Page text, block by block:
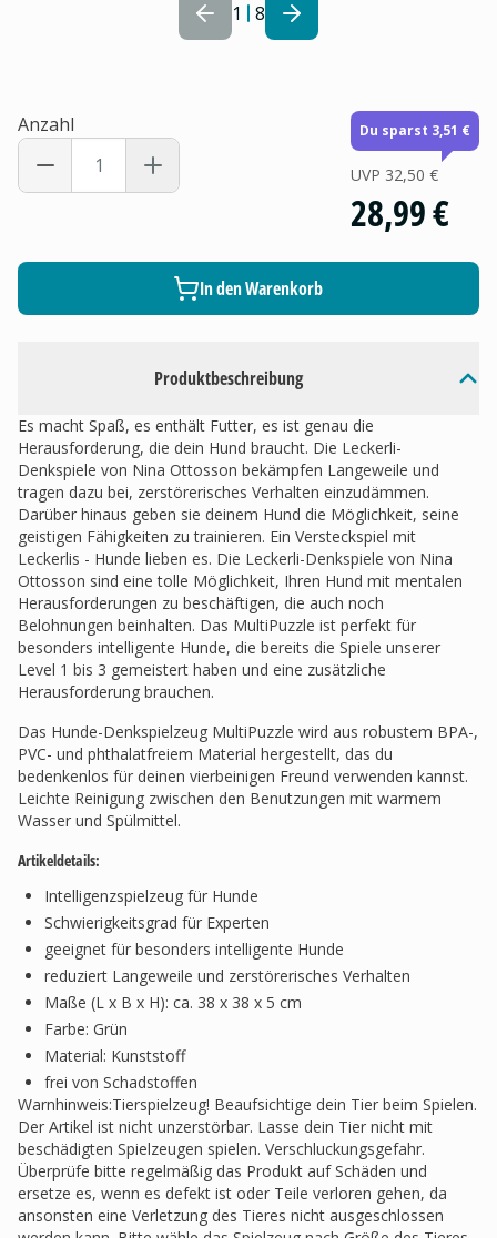
1 8
Produktbeschreibung
Es macht Spaß, es enthält Futter, es ist genau die
Herausforderung, die dein Hund braucht. Die Leckerli-
Denkspiele von Nina Ottosson bekämpfen Langeweile und
tragen dazu bei, zerstörerisches Verhalten einzudämmen.
Darüber hinaus geben sie deinem Hund die Möglichkeit, seine
geistigen Fähigkeiten zu trainieren. Ein Versteckspiel mit
Leckerlis - Hunde lieben es. Die Leckerli-Denkspiele von Nina
Ottosson sind eine tolle Möglichkeit, Ihren Hund mit mentalen
Herausforderungen zu beschäftigen, die auch noch
Belohnungen beinhalten. Das MultiPuzzle ist perfekt für
besonders intelligente Hunde, die bereits die Spiele unserer
Level 1 bis 3 gemeistert haben und eine zusätzliche
Herausforderung brauchen.
Das Hunde-Denkspielzeug MultiPuzzle wird aus robustem BPA-,
PVC- und phthalatfreiem Material hergestellt, das du
bedenkenlos für deinen vierbeinigen Freund verwenden kannst.
Leichte Reinigung zwischen den Benutzungen mit warmem
Wasser und Spülmittel.
Artikeldetails:
Intelligenzspielzeug für Hunde
Schwierigkeitsgrad für Experten
geeignet für besonders intelligente Hunde
reduziert Langeweile und zerstörerisches Verhalten
Maße (L x B x H): ca. 38 x 38 x 5 cm
Farbe: Grün
Material: Kunststoff
frei von Schadstoffen
Warnhinweis:Tierspielzeug! Beaufsichtige dein Tier beim Spielen.
Der Artikel ist nicht unzerstörbar. Lasse dein Tier nicht mit
beschädigten Spielzeugen spielen. Verschluckungsgefahr.
Überprüfe bitte regelmäßig das Produkt auf Schäden und
ersetze es, wenn es defekt ist oder Teile verloren gehen, da
ansonsten eine Verletzung des Tieres nicht ausgeschlossen
Anzahl Du sparst 3,51 €
UVP 32,50 €
28,99 €
In den Warenkorb